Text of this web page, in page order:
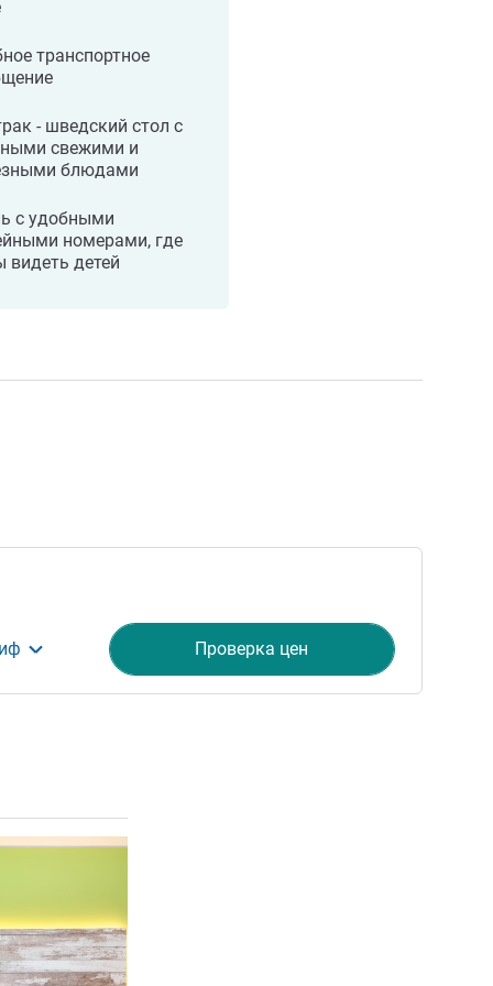
транспортное
- шведский стол с
свежими и
блюдами
с удобными
номерами, где
видеть детей
Проверка цен